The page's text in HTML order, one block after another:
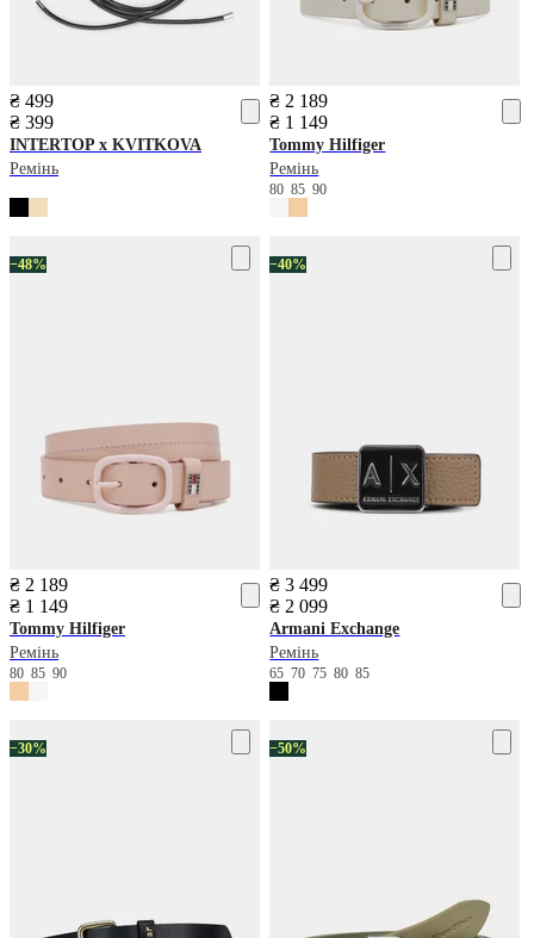
₴ 499
₴ 399
INTERTOP x KVITKOVA
Ремінь
₴ 2 189
₴ 1 149
Tommy Hilfiger
Ремінь
808590
−48%
₴ 2 189
₴ 1 149
Tommy Hilfiger
Ремінь
80 85 90
−40%
₴ 3 499
₴ 2 099
Armani Exchange
Ремінь
6570758085
−30% −50%